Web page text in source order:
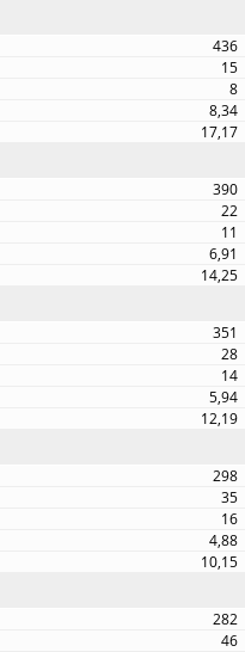
436
15
8
8,34
17,17
390
22
11
6,91
14,25
351
28
14
5,94
12,19
298
35
16
4,88
10,15
282
46